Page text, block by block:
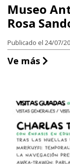
Museo
Rosa
Publicado el 24/07/
Ve más